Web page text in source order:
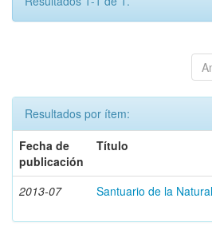
Resultados por ítem:
Fecha de
publicación
Título
2013-07 Santuario de la